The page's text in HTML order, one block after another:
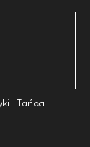
i Tańca